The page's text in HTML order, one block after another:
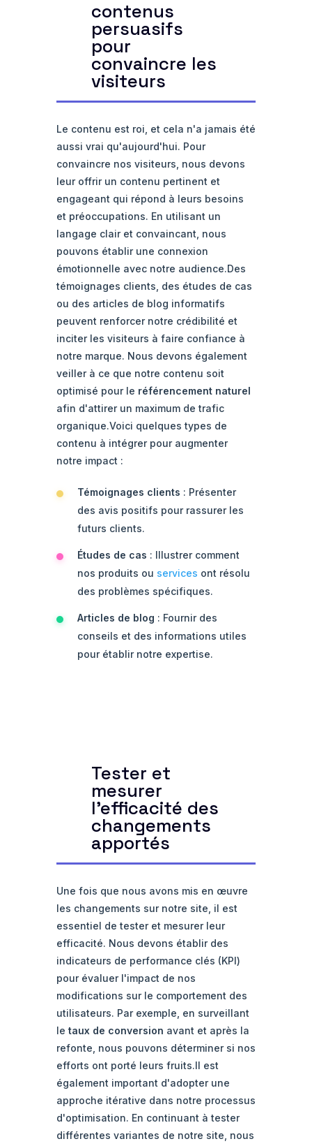
contenus
persuasifs
pour
convaincre les
visiteurs
Le contenu est roi, et cela n'a jamais été
aussi vrai qu'aujourd'hui. Pour
convaincre nos visiteurs, nous devons
leur offrir un contenu pertinent et
engageant qui répond à leurs besoins
et préoccupations. En utilisant un
langage clair et convaincant, nous
pouvons établir une connexion
émotionnelle avec notre audience.Des
témoignages clients, des études de cas
ou des articles de blog informatifs
peuvent renforcer notre crédibilité et
inciter les visiteurs à faire confiance à
notre marque. Nous devons également
veiller à ce que notre contenu soit
optimisé pour le référencement naturel
afin d'attirer un maximum de trafic
organique.Voici quelques types de
contenu à intégrer pour augmenter
notre impact :
Témoignages clients : Présenter
des avis positifs pour rassurer les
futurs clients.
Études de cas : Illustrer comment
nos produits ou services ont résolu
des problèmes spécifiques.
Articles de blog : Fournir des
conseils et des informations utiles
pour établir notre expertise.
Tester et
mesurer
l'efficacité des
changements
apportés
Une fois que nous avons mis en œuvre
les changements sur notre site, il est
essentiel de tester et mesurer leur
efficacité. Nous devons établir des
indicateurs de performance clés (KPI)
pour évaluer l'impact de nos
modifications sur le comportement des
utilisateurs. Par exemple, en surveillant
le taux de conversion avant et après la
refonte, nous pouvons déterminer si nos
efforts ont porté leurs fruits.Il est
également important d'adopter une
approche itérative dans notre processus
d'optimisation. En continuant à tester
différentes variantes de notre site, nous